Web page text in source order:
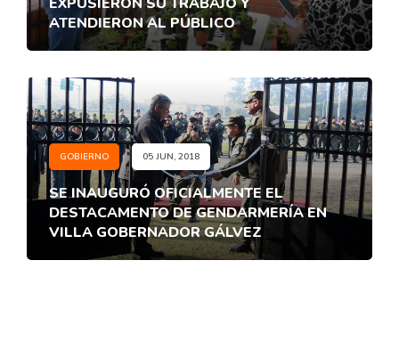
ATENDIERON AL PÚBLICO
GOBIERNO 05 JUN, 2018
SE INAUGURÓ OFICIALMENTE EL
DESTACAMENTO DE GENDARMERÍA EN
VILLA GOBERNADOR GÁLVEZ